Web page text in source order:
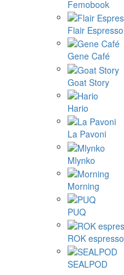
Femobook
Flair Espresso
Gene Café
Goat Story
Hario
La Pavoni
Mlynko
Morning
PUQ
ROK espresso
SEALPOD